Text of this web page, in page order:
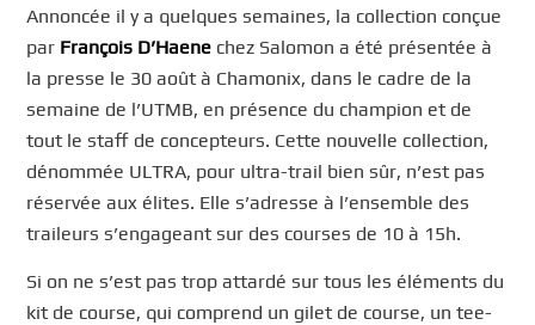
Annoncée il y a quelques semaines, la collection conçue
par François D’Haene chez Salomon a été présentée à
la presse le 30 août à Chamonix, dans le cadre de la
semaine de l’UTMB, en présence du champion et de
tout le staff de concepteurs. Cette nouvelle collection,
dénommée ULTRA, pour ultra-trail bien sûr, n’est pas
réservée aux élites. Elle s’adresse à l’ensemble des
traileurs s’engageant sur des courses de 10 à 15h.
Si on ne s’est pas trop attardé sur tous les éléments du
kit de course, qui comprend un gilet de course, un tee-